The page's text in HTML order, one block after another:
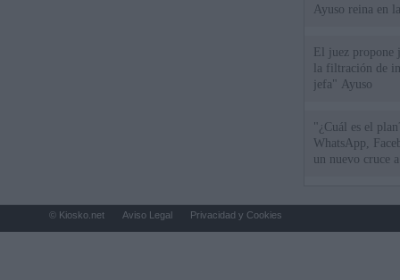
Ayuso reina en
El juez propone
la filtración de
jefa" Ayuso
"¿Cuál es el
WhatsApp,
un nuevo cruce
© Kiosko.net Aviso Legal Privacidad y Cookies